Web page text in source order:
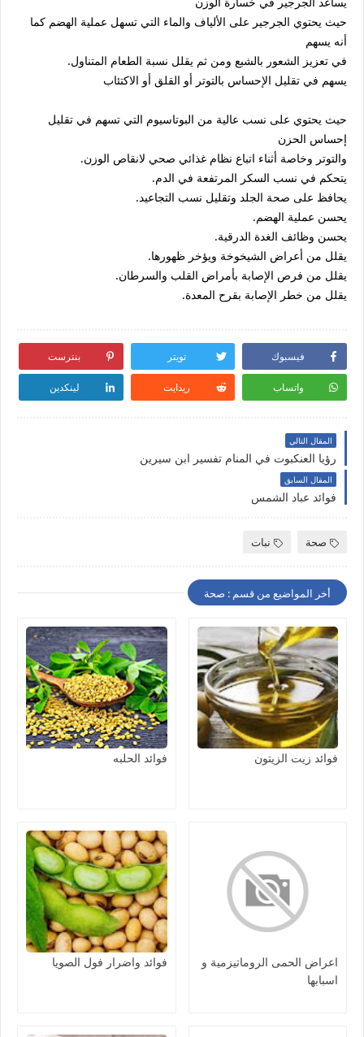
حيث يحتوي الجرجير على الألياف والماء التي تسهل عملية الهضم كما
أنه يسهم
في تعزيز الشعور بالشبع ومن ثم يقلل نسبة الطعام المتناول.
يسهم في تقليل الإحساس بالتوتر أو القلق أو الاكتئاب
حيث يحتوي على نسب عالية من البوتاسيوم التي تسهم في تقليل
إحساس الحزن
والتوتر وخاصة أثناء اتباع نظام غذائي صحي لانقاص الوزن.
يتحكم في نسب السكر المرتفعة في الدم.
يحافظ على صحة الجلد وتقليل نسب التجاعيد.
يحسن عملية الهضم.
يحسن وظائف الغدة الدرقية.
يقلل من أعراض الشيخوخة ويؤخر ظهورها.
يقلل من فرص الإصابة بأمراض القلب والسرطان.
يقلل من خطر الإصابة بقرح المعدة.
فيسبوك تويتر بنترست
واتساب ريدايت لينكدين
المقال التالي
رؤيا العنكبوت في المنام تفسير ابن سيرين
المقال السابق
فوائد عباد الشمس
صحة نبات
أخر المواضيع من قسم : صحة
فوائد زيت الزيتون فوائد الحلبه
اعراض الحمى الروماتيزمية و
اسبابها
فوائد واضرار فول الصويا